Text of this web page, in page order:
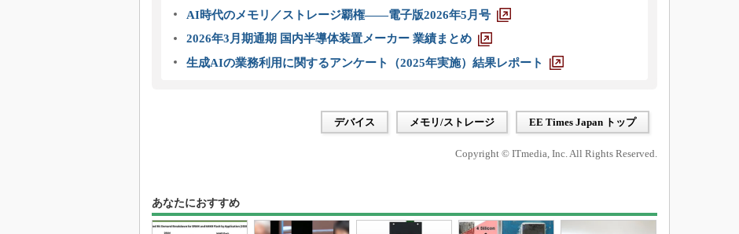
AI時代のメモリ／ストレージ覇権――電子版2026年5月号
2026年3月期通期 国内半導体装置メーカー 業績まとめ
生成AIの業務利用に関するアンケート（2025年実施）結果レポート
デバイス メモリ/ストレージ EE Times Japan トップ
Copyright © ITmedia, Inc. All Rights Reserved.
あなたにおすすめ